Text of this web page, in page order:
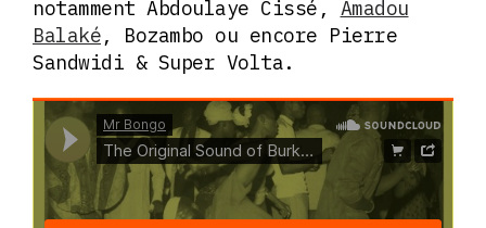
notamment Abdoulaye Cissé, Amadou
Balaké, Bozambo ou encore Pierre
Sandwidi & Super Volta.